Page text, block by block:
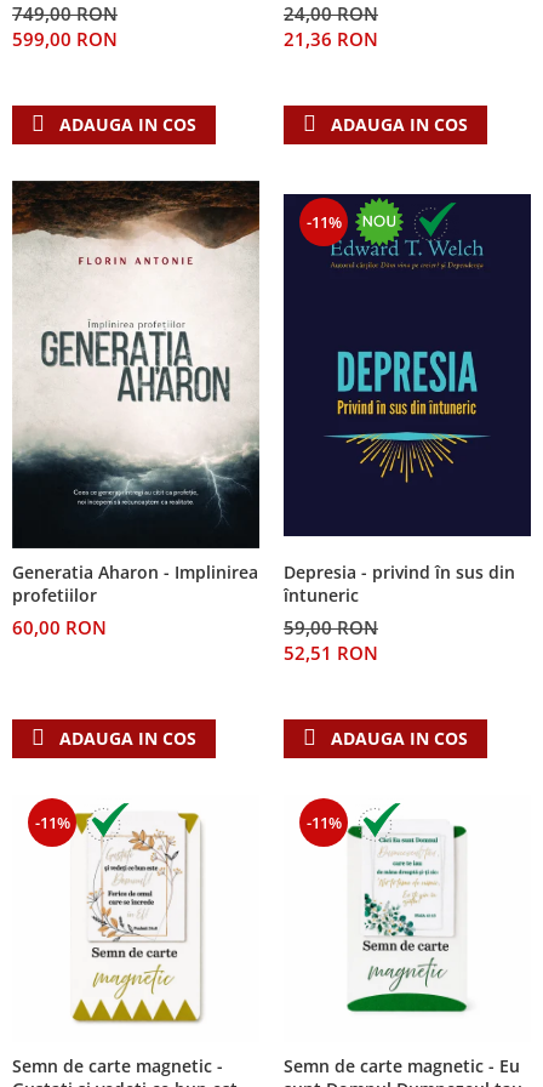
Teologie
Dogmatica
Misiune
Viata crestina
Contemporaneitate
Diverse
Lupta Spirituala
Schimbarea caracterului
Suferinta
Viata din belsug
Viata de zi cu zi
Despre afaceri
Dezvoltare personala
749,00 RON
599,00 RON
ADAUGA IN COS
24,00 RON
21,36 RON
ADAUGA IN COS
Generatia Aharon - Implinirea
profetiilor
60,00 RON
ADAUGA IN COS
-11%
Depresia - privind în sus din
întuneric
59,00 RON
52,51 RON
ADAUGA IN COS
-11%
Semn de carte magnetic -
-11%
Semn de carte magnetic - Eu